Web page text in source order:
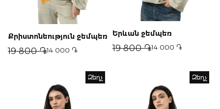
Քրիստոնեություն ջեմպեռ
19 800 ֏14 000 ֏
Երևան ջեմպեռ
19 800 ֏14 000 ֏
Զեղչ Զեղչ